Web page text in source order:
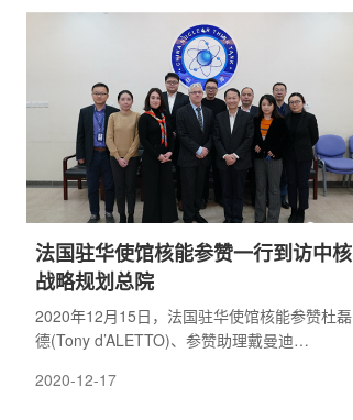
法国驻华使馆核能参赞一行到访中核
战略规划总院
2020年12月15日，法国驻华使馆核能参赞杜磊
德(Tony d’ALETTO)、参赞助理戴曼迪
等一行到访战略规划总院，双方就核能发展热
2020-12-17